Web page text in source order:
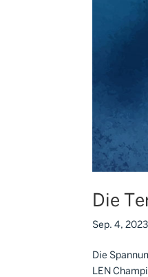
Die
Sep. 4, 2023
Die
LEN